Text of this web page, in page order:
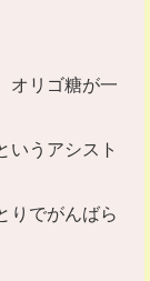
オリゴ糖が一
いうアシスト
りでがんばら